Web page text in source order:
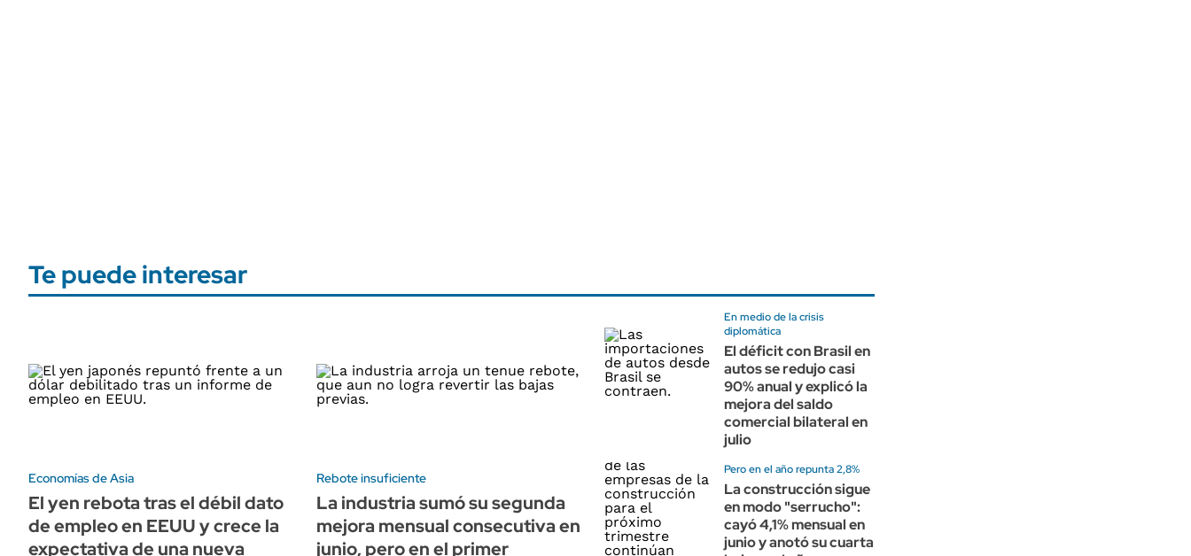
Te puede interesar
Economías de Asia
El yen rebota tras el débil dato
de empleo en EEUU y crece la
expectativa de una nueva
Rebote insuficiente
La industria sumó su segunda
mejora mensual consecutiva en
junio, pero en el primer
En medio de la crisis
diplomática
El déficit con Brasil en
autos se redujo casi
90% anual y explicó la
mejora del saldo
comercial bilateral en
julio
Pero en el año repunta 2,8%
La construcción sigue
en modo "serrucho":
cayó 4,1% mensual en
junio y anotó su cuarta